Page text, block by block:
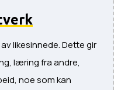
likesinnede. Dette gir
læring fra andre,
noe som kan